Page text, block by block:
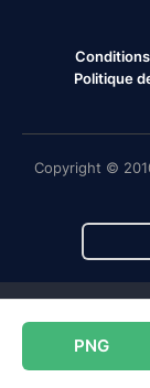
PNG
Politique
Copyright ©